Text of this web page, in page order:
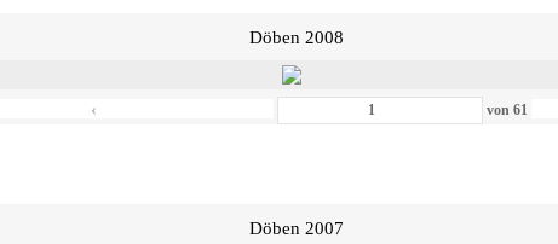
Döben 2008
‹ von61
Döben 2007